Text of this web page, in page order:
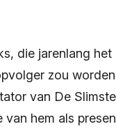
die jarenlang
zou
van De
van hem als